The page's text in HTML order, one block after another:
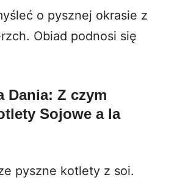
o pysznej okrasie z
Obiad podnosi się
Dania: Z czym
Sojowe a la
pyszne kotlety z soi.